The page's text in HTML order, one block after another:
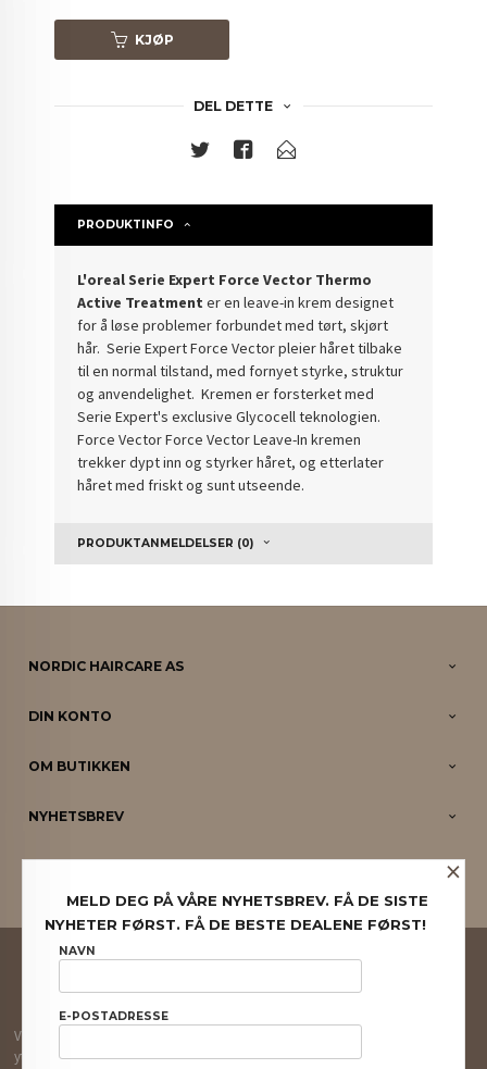
KJØP
DEL DETTE
PRODUKTINFO
L'oreal Serie Expert Force Vector Thermo
Active Treatment er en leave-in krem designet
for å løse problemer forbundet med tørt, skjørt
hår. Serie Expert Force Vector pleier håret tilbake
til en normal tilstand, med fornyet styrke, struktur
og anvendelighet. Kremen er forsterket med
Serie Expert's exclusive Glycocell teknologien.
Force Vector Force Vector Leave-In kremen
trekker dypt inn og styrker håret, og etterlater
håret med friskt og sunt utseende.
PRODUKTANMELDELSER (0)
NORDIC HAIRCARE AS
DIN KONTO
OM BUTIKKEN
NYHETSBREV
PARTNERE
FRAKT
NYHETSBREV
Vår nettbutikk bruker cookies slik at du får en bedre kjøpsopplevelse og vi kan
yte deg bedre service. Vi bruker cookies hovedsaklig til å lagre
×
MELD DEG PÅ VÅRE NYHETSBREV. FÅ DE SISTE
NYHETER FØRST. FÅ DE BESTE DEALENE FØRST!
NAVN
E-POSTADRESSE